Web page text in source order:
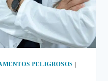
PELIGROSOS